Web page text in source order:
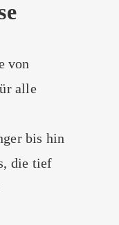
von
alle
bis hin
die tief